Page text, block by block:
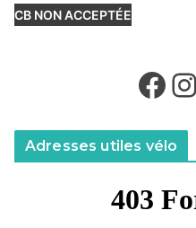
CB NON ACCEPTÉE
Facebook Instagram
Adresses utiles vélo